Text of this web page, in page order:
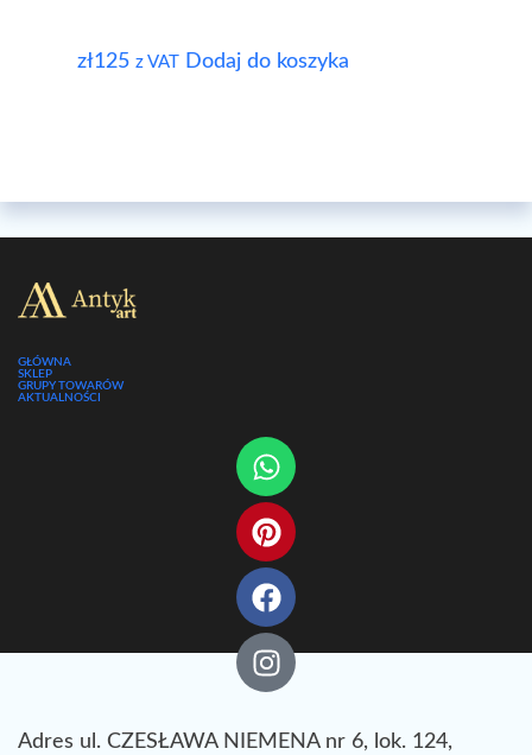
zł125 z VAT Dodaj do koszyka
GŁÓWNA
SKLEP
GRUPY TOWARÓW
AKTUALNOŚCI
Adres ul. CZESŁAWA NIEMENA nr 6, lok. 124,